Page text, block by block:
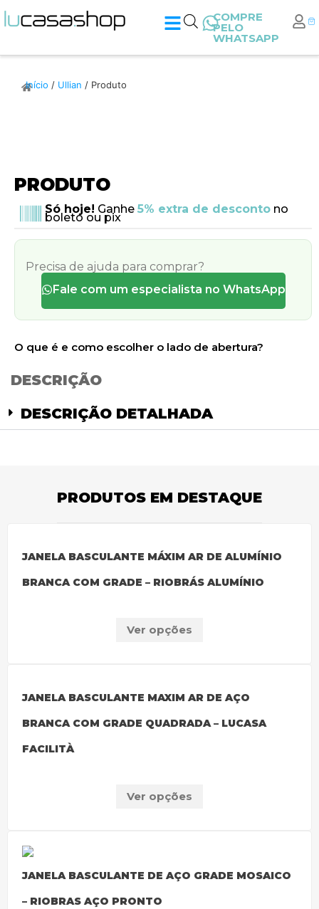
COMPRE
PELO
WHATSAPP
Início / Ullian / Produto
PRODUTO
Só hoje! Ganhe 5% extra de descontono
boleto ou pix
Precisa de ajuda para comprar?
Fale com um especialista no WhatsApp
O que é e como escolher o lado de abertura?
DESCRIÇÃO
DESCRIÇÃO DETALHADA
PRODUTOS EM DESTAQUE
JANELA BASCULANTE MÁXIM AR DE ALUMÍNIO
BRANCA COM GRADE – RIOBRÁS ALUMÍNIO
Ver opções
JANELA BASCULANTE MAXIM AR DE AÇO
BRANCA COM GRADE QUADRADA – LUCASA
FACILITÀ
Ver opções
JANELA BASCULANTE DE AÇO GRADE MOSAICO
– RIOBRAS AÇO PRONTO